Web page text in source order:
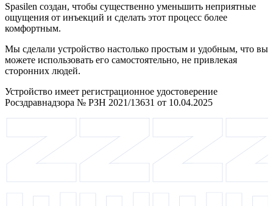
Spasilen создан, чтобы существенно уменьшить неприятные
ощущения от инъекций и сделать этот процесс более
комфортным.
Мы сделали устройство настолько простым и удобным, что вы
можете использовать его самостоятельно, не привлекая
сторонних людей.
Устройство имеет регистрационное удостоверение
Росздравнадзора № РЗН 2021/13631 от 10.04.2025